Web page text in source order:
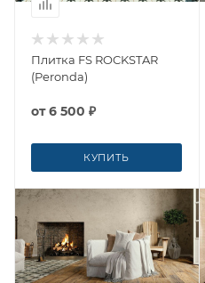
Плитка FS ROCKSTAR
(Peronda)
от6 500 ₽
КУПИТЬ